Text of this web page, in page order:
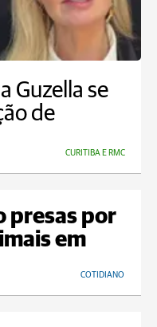
Guzella se
de
CURITIBA E RMC
presas por
em
COTIDIANO